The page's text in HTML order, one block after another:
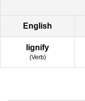
English
lignify
(Verb)